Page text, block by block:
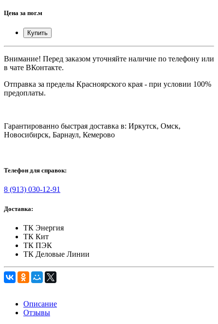
Цена за пог.м
Купить
Внимание! Перед заказом уточняйте наличие по телефону или
в чате ВКонтакте.
Отправка за пределы Красноярского края - при условии 100%
предоплаты.
Гарантированно быстрая доставка в: Иркутск, Омск,
Новосибирск, Барнаул, Кемерово
Телефон для справок:
8 (913) 030-12-91
Доставка:
ТК Энергия
ТК Кит
ТК ПЭК
ТК Деловые Линии
Описание
Отзывы